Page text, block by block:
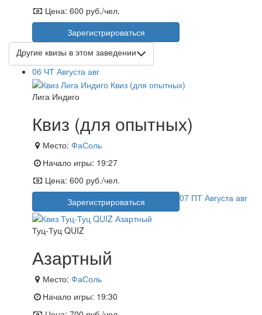
Цена: 600 руб./чел.
Зарегистрироваться
Другие квизы в этом заведении
06 ЧТ Августа авг
Лига Индиго
Квиз (для опытных)
Место: ФаСоль
Начало игры: 19:27
Цена: 600 руб./чел.
Зарегистрироваться
07 ПТ Августа авг
Туц-Туц QUIZ
Азартный
Место: ФаСоль
Начало игры: 19:30